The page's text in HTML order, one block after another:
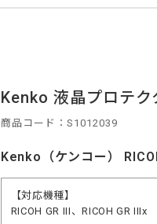
Kenko 液晶プロテ
商品コード：S1012039
Kenko（ケンコー）
【対応機種】
RICOH GR III、RICOH GR IIIx